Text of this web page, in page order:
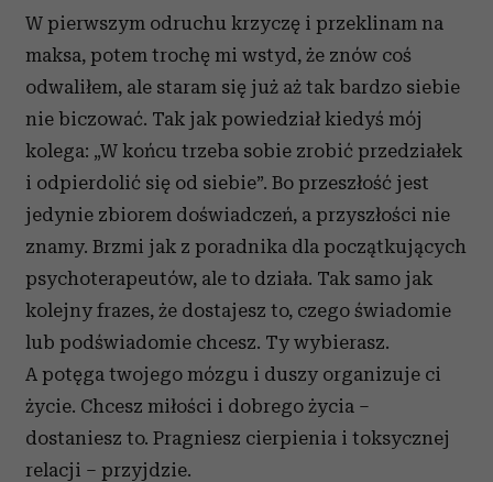
Partnerzy mogą połączyć te informacje z innymi danymi
otrzymanymi od Ciebie lub uzyskanymi podczas
korzystania z ich usług.
W pierwszym odruchu krzyczę i przeklinam na
maksa, potem trochę mi wstyd, że znów coś
odwaliłem, ale staram się już aż tak bardzo siebie
nie biczować. Tak jak powiedział kiedyś mój
kolega: „W końcu trzeba sobie zrobić przedziałek
i odpierdolić się od siebie”. Bo przeszłość jest
jedynie zbiorem doświadczeń, a przyszłości nie
znamy. Brzmi jak z poradnika dla początkujących
psychoterapeutów, ale to działa. Tak samo jak
kolejny frazes, że dostajesz to, czego świadomie
lub podświadomie chcesz. Ty wybierasz.
A potęga twojego mózgu i duszy organizuje ci
życie. Chcesz miłości i dobrego życia –
dostaniesz to. Pragniesz cierpienia i toksycznej
relacji – przyjdzie.